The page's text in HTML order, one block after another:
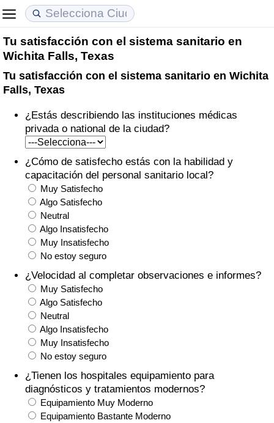
Tu satisfacción con el sistema sanitario en
Wichita Falls, Texas
Tu satisfacción con el sistema sanitario en Wichita
Falls, Texas
¿Estás describiendo las instituciones médicas
privada o national de la ciudad?
¿Cómo de satisfecho estás con la habilidad y
capacitación del personal sanitario local?
Muy Satisfecho
Algo Satisfecho
Neutral
Algo Insatisfecho
Muy Insatisfecho
No estoy seguro
¿Velocidad al completar observaciones e informes?
Muy Satisfecho
Algo Satisfecho
Neutral
Algo Insatisfecho
Muy Insatisfecho
No estoy seguro
¿Tienen los hospitales equipamiento para
diagnósticos y tratamientos modernos?
Equipamiento Muy Moderno
Equipamiento Bastante Moderno
Coste de vida
Índice de Costo de Vida (Actual)
Índice de Costo de Vida
Índice de costo de vida por país
en aqaba
Precios de las propiedades
Índice de Precios de Inmuebles (Actual)
Índice de Precios de Inmuebles
Índice de Precios de Inmuebles por País
Calidad de Vida
Índice de Calidad de Vida
Índice de Calidad de Vida (Actual)
Índice de calidad de vida por país
Delincuencia
Calificación del Índice de Criminalidad
(Actual)
Índice de Criminalidad
Índice de criminalidad por país
Sanidad
Índice de Sanidad (Actual)
Índice de Sanidad
Índice de Sanidad por País